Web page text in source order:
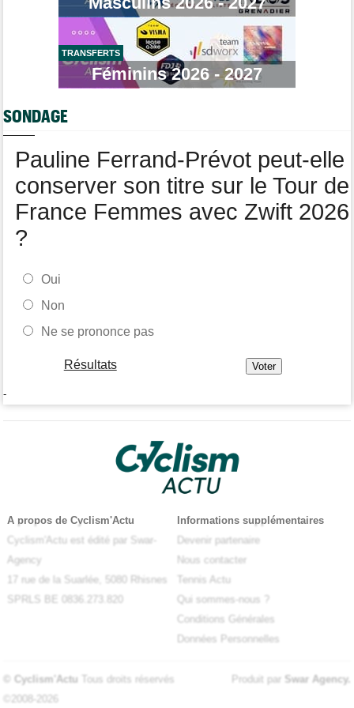
Tour de France Femmes
Puck Pieterse : "Je vise le maillot à pois..."
Tour de France Femmes
Marlen Reusser, maillot jaune : "Le Mont Ventoux, on verra"
Le Tour Femmes, Pologne, Burgos… le programme de la fin de
TRANSFERTS
Féminins 2026 - 2027
SONDAGE
Pauline Ferrand-Prévot peut-elle
conserver son titre sur le Tour de
France Femmes avec Zwift 2026
?
Oui
Non
Ne se prononce pas
Résultats
-
A propos de Cyclism'Actu
Cyclism'Actu est édité par Swar-
Agency
17 rue de la Suarlée, 5080 Rhisnes
SPRLS BE 0836.273.820
Informations supplémentaires
Devenir partenaire
Nous contacter
Tennis Actu
Qui sommes-nous ?
Conditions Générales
Données Personnelles
© Cyclism'Actu Tous droits réservés
©2008-2026
Produit par Swar Agency.